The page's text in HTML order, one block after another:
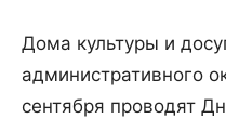
Дома культуры и
административного
сентября проводят